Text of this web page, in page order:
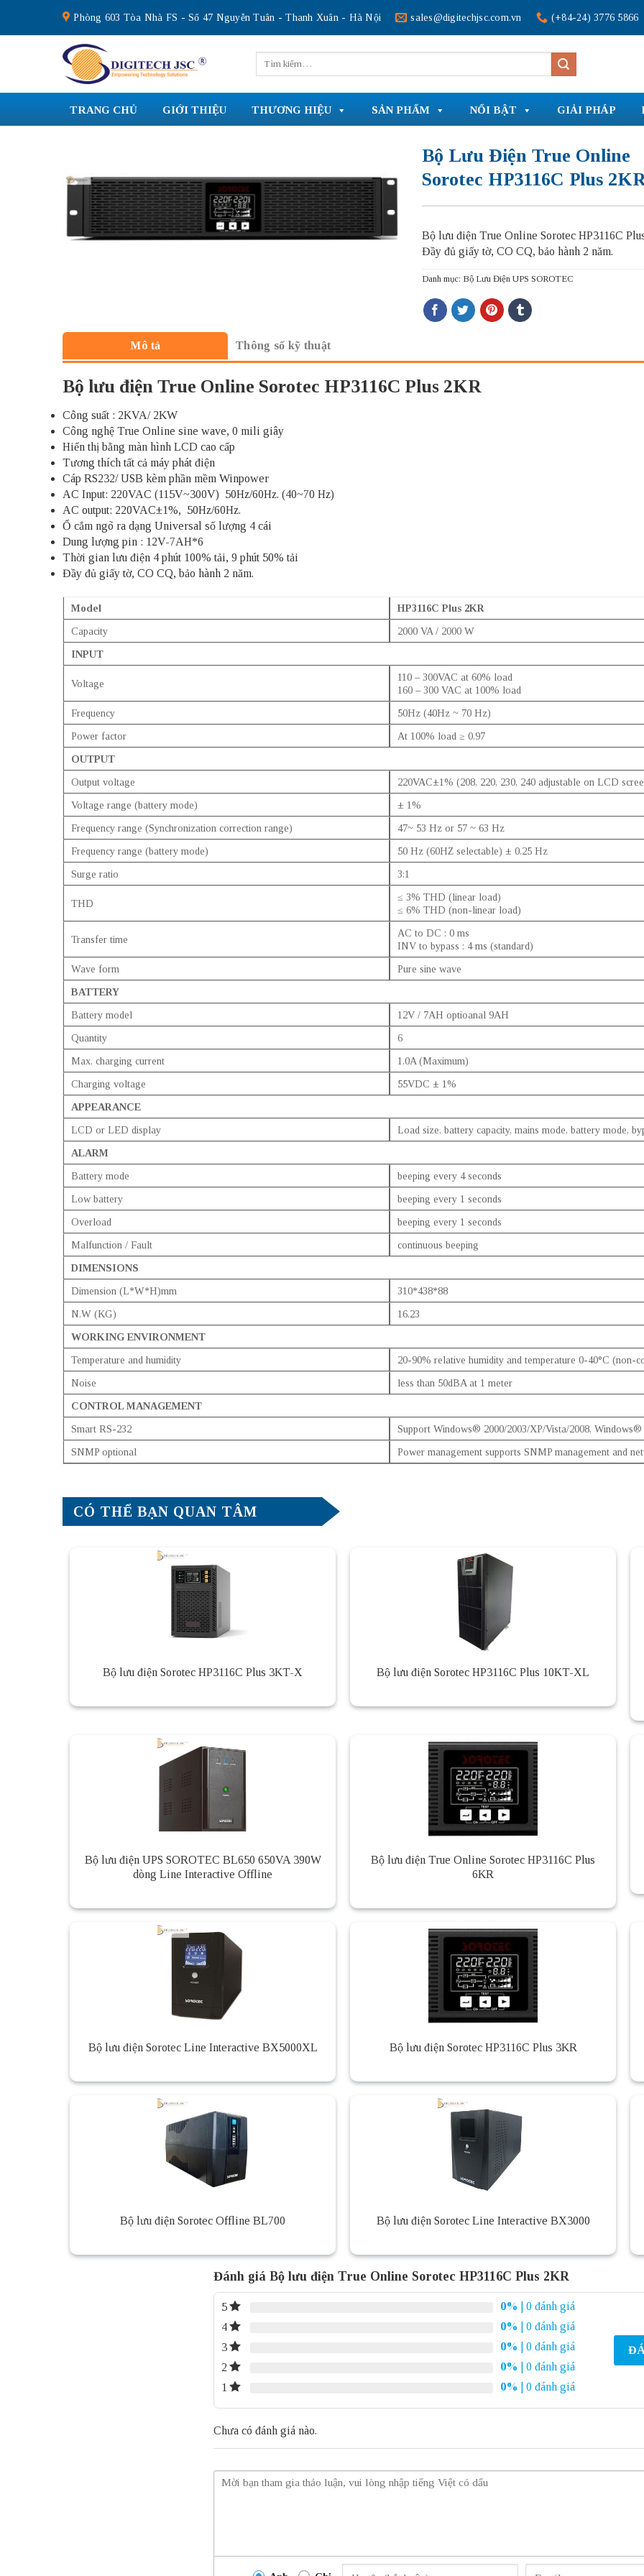
content
Phòng 603 Tòa Nhà FS - Số 47 Nguyễn Tuân - Thanh Xuân - Hà Nội sales@digitechjsc.com.vn (+84-24) 3776 5866
kiếm:
TRANG CHỦ GIỚI THIỆU THƯƠNG HIỆU SẢN PHẨM NỔI BẬT GIẢI PHÁP
Bộ Lưu Điện True Online
Sorotec HP3116C Plus
Bộ lưu điện True Online Sorotec HP3116C
Đầy đủ giấy tờ, CO CQ, bảo hành 2 năm.
Danh mục: Bộ Lưu Điện UPS SOROTEC
Mô tả Thông số kỹ thuật
Bộ lưu điện True Online Sorotec HP3116C Plus 2KR
Công suất : 2KVA/ 2KW
Công nghệ True Online sine wave, 0 mili giây
Hiển thị bằng màn hình LCD cao cấp
Tương thích tất cả máy phát điện
Cáp RS232/ USB kèm phần mềm Winpower
AC Input: 220VAC (115V~300V) 50Hz/60Hz. (40~70 Hz)
AC output: 220VAC±1%, 50Hz/60Hz.
Ổ cắm ngõ ra dạng Universal số lượng 4 cái
Dung lượng pin : 12V-7AH*6
Thời gian lưu điện 4 phút 100% tải, 9 phút 50% tải
Đầy đủ giấy tờ, CO CQ, bảo hành 2 năm.
Model
HP3116C Plus 2KR
Capacity
2000 VA / 2000 W
INPUT
Voltage
110 – 300VAC at 60% load
160 – 300 VAC at 100% load
Frequency
50Hz (40Hz ~ 70 Hz)
Power factor
At 100% load ≥ 0.97
OUTPUT
Output voltage
220VAC±1% (208, 220, 230, 240 adjustable on LCD
Voltage range (battery mode)
± 1%
Frequency range (Synchronization correction range)
47~ 53 Hz or 57 ~ 63 Hz
Frequency range (battery mode)
50 Hz (60HZ selectable) ± 0.25 Hz
Surge ratio
3:1
THD
≤ 3% THD (linear load)
≤ 6% THD (non-linear load)
Transfer time
AC to DC : 0 ms
INV to bypass : 4 ms (standard)
Wave form
Pure sine wave
BATTERY
Battery model
12V / 7AH optioanal 9AH
Quantity
6
Max. charging current
1.0A (Maximum)
Charging voltage
55VDC ± 1%
APPEARANCE
LCD or LED display
Load size, battery capacity, mains mode, battery mode,
ALARM
Battery mode
beeping every 4 seconds
Low battery
beeping every 1 seconds
Overload
beeping every 1 seconds
Malfunction / Fault
continuous beeping
DIMENSIONS
Dimension (L*W*H)mm
310*438*88
N.W (KG)
16.23
WORKING ENVIRONMENT
Temperature and humidity
20-90% relative humidity and temperature 0-40°C (non-
Noise
less than 50dBA at 1 meter
CONTROL MANAGEMENT
Smart RS-232
Support Windows® 2000/2003/XP/Vista/2008,
SNMP optional
Power management supports SNMP management and
CÓ THỂ BẠN QUAN TÂM
Bộ lưu điện Sorotec HP3116C Plus 3KT-X Bộ lưu điện Sorotec HP3116C Plus 10KT-XL
Bộ lưu điện UPS SOROTEC BL650 650VA 390W
dòng Line Interactive Offline
Bộ lưu điện True Online Sorotec HP3116C Plus
6KR
Bộ lưu điện Sorotec Line Interactive BX5000XL Bộ lưu điện Sorotec HP3116C Plus 3KR
Bộ lưu điện Sorotec Offline BL700 Bộ lưu điện Sorotec Line Interactive BX3000
Đánh giá Bộ lưu điện True Online Sorotec HP3116C Plus 2KR
5 0%
| 0 đánh giá
4
0%
| 0 đánh giá
3
0%
| 0 đánh giá
2
0%
| 0 đánh giá
1
0% | 0 đánh giá
Chưa có đánh giá nào.